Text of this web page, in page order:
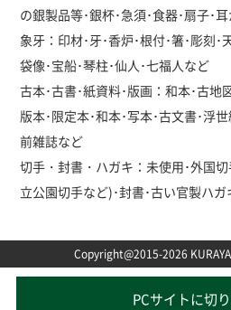
の銀製品等･銀杯･急須･食器･扇子･
象牙：印材･牙･香炉･根付･箸･彫刻･
袋像･宝船･琴柱･仙人･七福人など
古本･古書･紙資料･版画：和本･古地
版本･限定本･和本･写本･古文書･浮
前雑誌など
切手・封書・ハガキ：未使用･外国
立公園切手など)･封書･古い官製ハ
Copyright@2015-2026
PCサイトに切